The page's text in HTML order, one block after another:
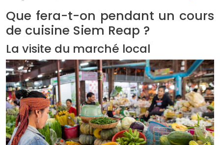
Que fera-t-on pendant un cours
de cuisine Siem Reap ?
La visite du marché local